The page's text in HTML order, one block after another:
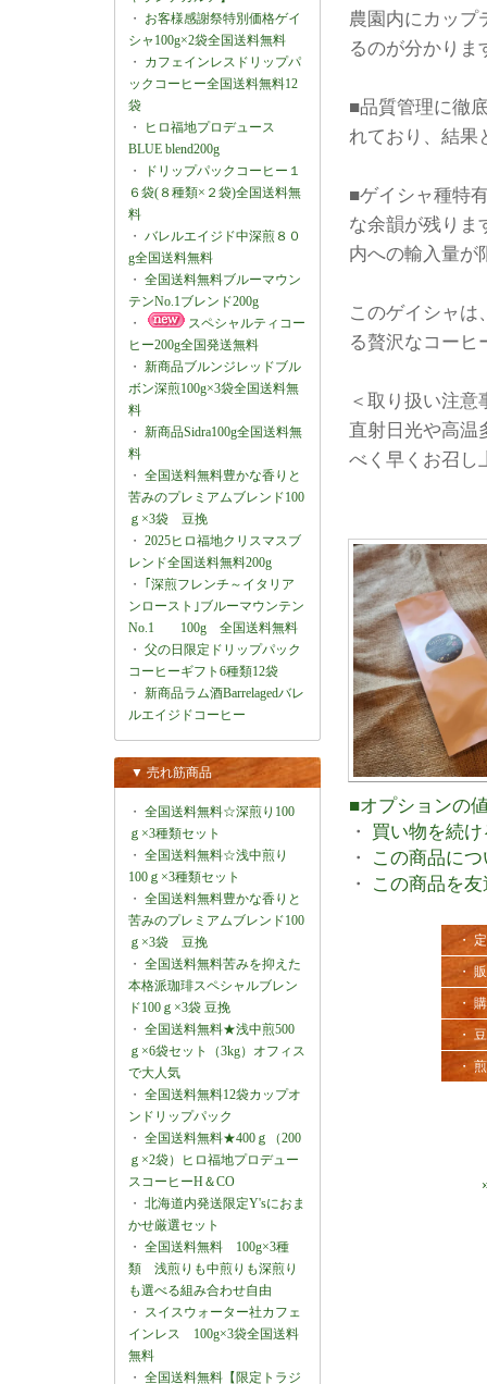
・ お客様感謝祭特別価格ゲイ
シャ100g×2袋全国送料無料
・ カフェインレスドリップパ
ックコーヒー全国送料無料12
袋
・
ヒロ福地プロデュース
BLUE blend200g
・
ドリップパックコーヒー１
６袋(８種類×２袋)全国送料無
料
・ バレルエイジド中深煎８０
g全国送料無料
・ 全国送料無料ブルーマウン
テンNo.1ブレンド200g
・
スペシャルティコー
ヒー200g全国発送無料
・ 新商品ブルンジレッドブル
ボン深煎100g×3袋全国送料無
料
・ 新商品Sidra100g全国送料無
料
・ 全国送料無料豊かな香りと
苦みのプレミアムブレンド100
ｇ×3袋 豆挽
・ 2025ヒロ福地クリスマスブ
レンド全国送料無料200g
・ ｢深煎フレンチ～イタリア
ンロースト｣ブルーマウンテン
No.1 100g 全国送料無料
・ 父の日限定ドリップパック
コーヒーギフト6種類12袋
・ 新商品ラム酒Barrelagedバレ
ルエイジドコーヒー
▼ 売れ筋商品
・ 全国送料無料☆深煎り100
ｇ×3種類セット
・ 全国送料無料☆浅中煎り
100ｇ×3種類セット
・ 全国送料無料豊かな香りと
苦みのプレミアムブレンド100
ｇ×3袋 豆挽
・ 全国送料無料苦みを抑えた
本格派珈琲スペシャルブレン
ド100ｇ×3袋 豆挽
・ 全国送料無料★浅中煎500
ｇ×6袋セット（3kg）オフィス
で大人気
・ 全国送料無料12袋カップオ
ンドリップパック
・ 全国送料無料★400ｇ（200
ｇ×2袋）ヒロ福地プロデュー
スコーヒーH＆CO
・ 北海道内発送限定Y'sにおま
かせ厳選セット
・ 全国送料無料 100g×3種
類 浅煎りも中煎りも深煎り
も選べる組み合わせ自由
・ スイスウォーター社カフェ
インレス 100g×3袋全国送料
無料
・ 全国送料無料【限定トラジ
農園内にカップ
るのが分かりま
■品質管理に徹
れており、結果
■ゲイシャ種特
な余韻が残りま
内への輸入量が
このゲイシャは
る贅沢なコーヒ
＜取り扱い注意
直射日光や高温
べく早くお召し
■オプションの
・ 買い物を続け
・
この商品に
・
この商品を
・
・
・
・
・